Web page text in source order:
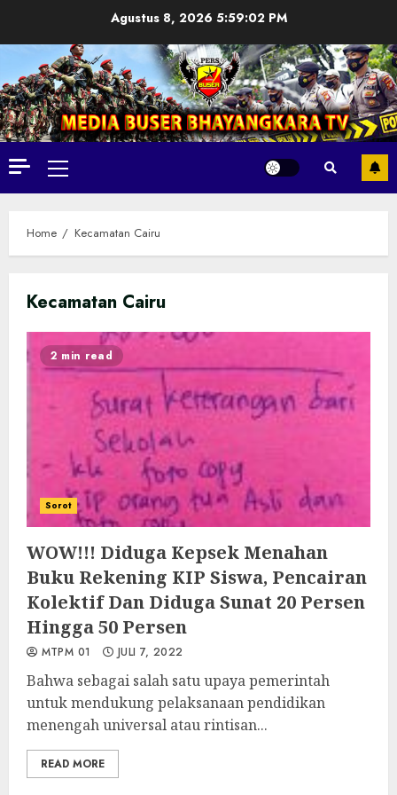
Agustus 8, 2026 5:59:04 PM
Primary
Menu
Home Kecamatan Cairu
Kecamatan Cairu
2 min read
Sorot
WOW!!! Diduga Kepsek Menahan
Buku Rekening KIP Siswa, Pencairan
Kolektif Dan Diduga Sunat 20 Persen
Hingga 50 Persen
MTPM 01 JULI 7, 2022
Bahwa sebagai salah satu upaya pemerintah
untuk mendukung pelaksanaan pendidikan
menengah universal atau rintisan...
READ MORE